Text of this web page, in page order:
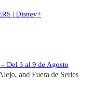
| Disney+
Del 3 al 9 de Agosto
, and Fuera de Series